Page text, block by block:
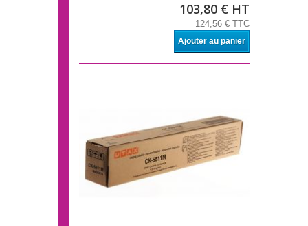
103,80 € HT
124,56 € TTC
Ajouter au panier